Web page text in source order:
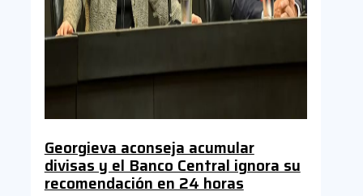
Georgieva aconseja acumular
divisas y el Banco Central ignora su
recomendación en 24 horas